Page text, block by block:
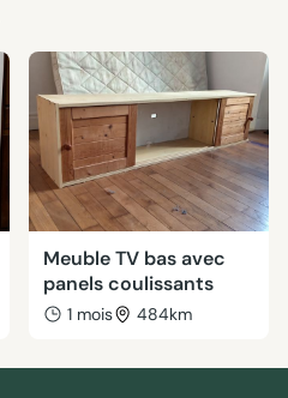
Meuble TV bas avec
panels coulissants
1 mois 484km